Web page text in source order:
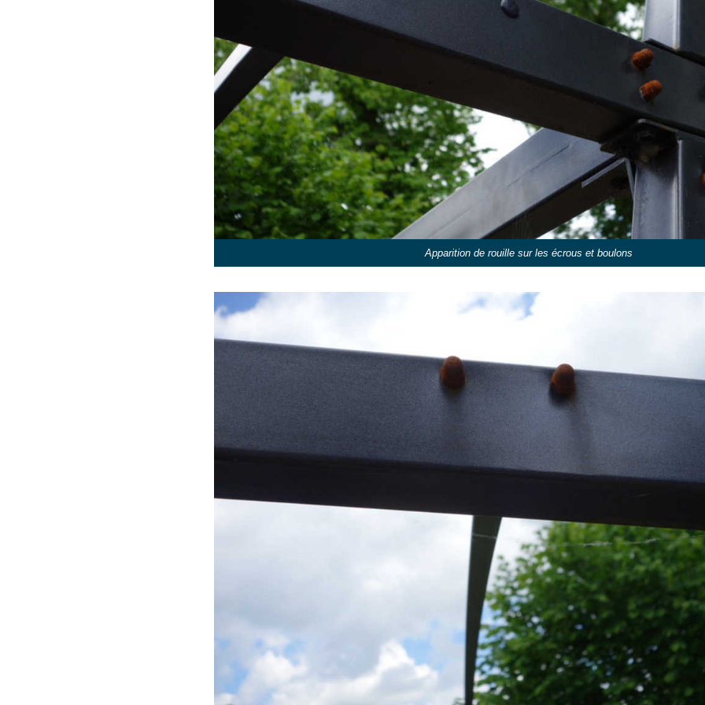
Apparition de rouille sur les écrous et boulons